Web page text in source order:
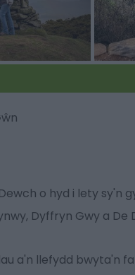
o hyd i lety sy'n
Dyffryn Gwy a De
a'n llefydd bwyta'n